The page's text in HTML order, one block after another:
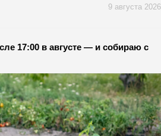
9 августа 2026
17:00 в августе — и собираю с